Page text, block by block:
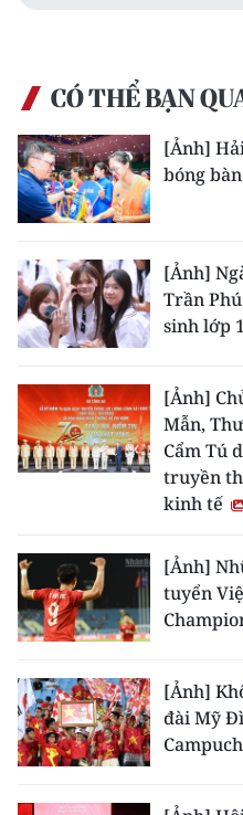
CÓ THỂ BẠN
[Ảnh]
bóng
[Ảnh]
Trần
sinh lớp
[Ảnh]
Mẫn,
Cẩm Tú
truyền
kinh tế
[Ảnh]
tuyển
[Ảnh]
đài Mỹ